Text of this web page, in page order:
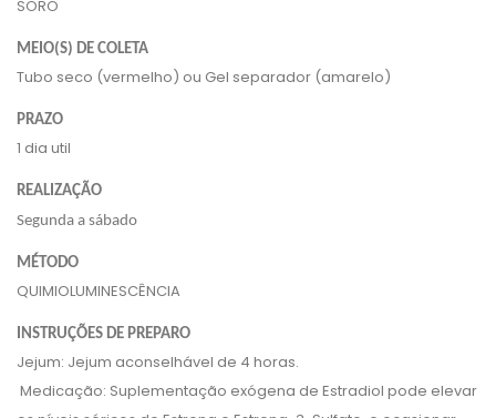
SORO
MEIO(S) DE COLETA
Tubo seco (vermelho) ou Gel separador (amarelo)
PRAZO
1 dia util
REALIZAÇÃO
Segunda a sábado
MÉTODO
QUIMIOLUMINESCÊNCIA
INSTRUÇÕES DE PREPARO
Jejum: Jejum aconselhável de 4 horas.
Medicação: Suplementação exógena de Estradiol pode elevar